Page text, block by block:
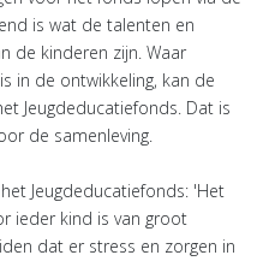
is wat de talenten en
de kinderen zijn. Waar
in de ontwikkeling, kan de
Jeugdeducatiefonds. Dat is
de samenleving.
Jeugdeducatiefonds: 'Het
ieder kind is van groot
dat er stress en zorgen in